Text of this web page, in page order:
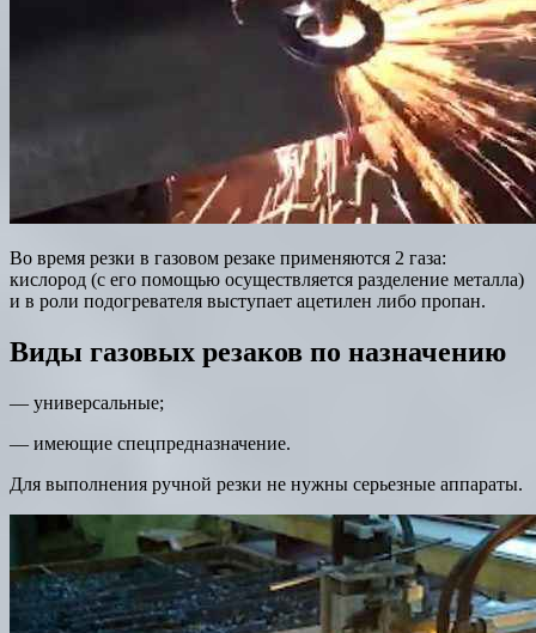
Во время резки в газовом резаке применяются 2 газа:
кислород (с его помощью осуществляется разделение металла)
и в роли подогревателя выступает ацетилен либо пропан.
Виды газовых резаков по назначению
— универсальные;
— имеющие спецпредназначение.
Для выполнения ручной резки не нужны серьезные аппараты.